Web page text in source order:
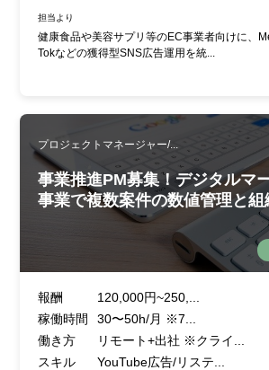
担当より
健康食品や美容サプリ等のEC事業者向けに、
Tokなどの獲得型SNS広告運用を統...
プロジェクトマネージャー/...
事業推進PM募集！デジタルマ
事業で複数案件の数値管理と組
報酬
120,000円~250,...
稼働時間
30〜50h/月 ※7...
働き方
リモート+出社 ※クライ...
スキル
YouTube広告/リステ...